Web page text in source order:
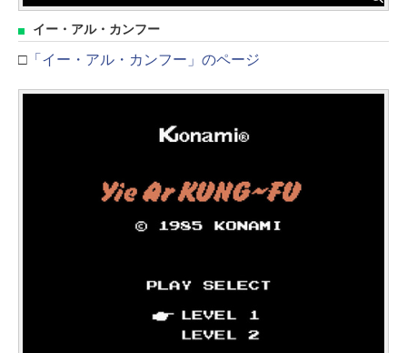
イー・アル・カンフー
□ 「イー・アル・カンフー」のページ